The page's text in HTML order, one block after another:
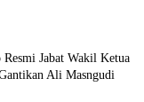
Jabat Wakil Ketua
Ali Masngudi